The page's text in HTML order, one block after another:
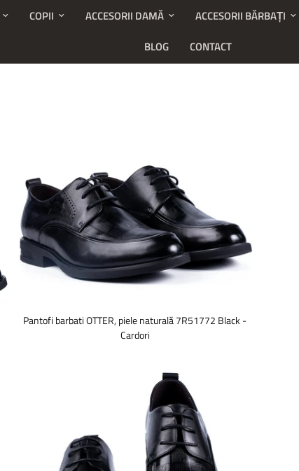
COPII ACCESORII DAMĂ ACCESORII BĂRBAȚI
BLOG
CONTACT
Pantofi barbati OTTER, piele naturală 7R51772 Black -
Cardori